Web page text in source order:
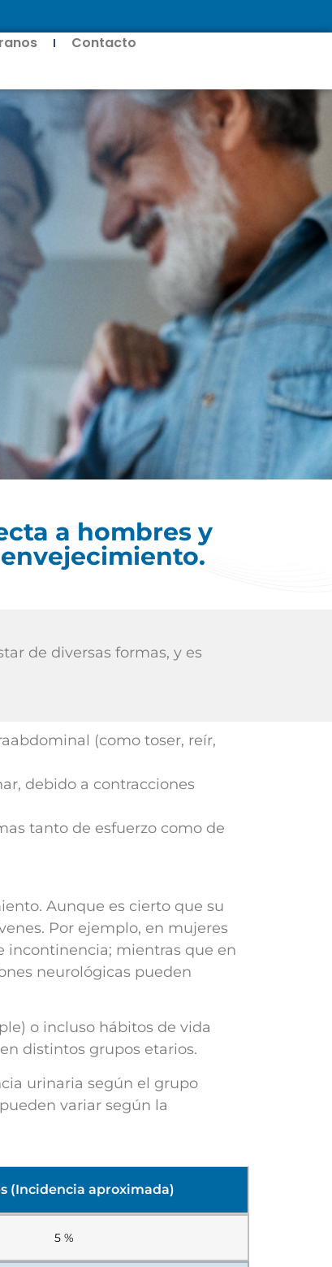
Contacto
a hombres y
de diversas formas, y es
(como toser, reír,
debido a contracciones
tanto de esfuerzo como de
Aunque es cierto que su
Por ejemplo, en mujeres
incontinencia; mientras que en
neurológicas pueden
o incluso hábitos de vida
distintos grupos etarios.
urinaria según el grupo
variar según la
(Incidencia aproximada)
5 %